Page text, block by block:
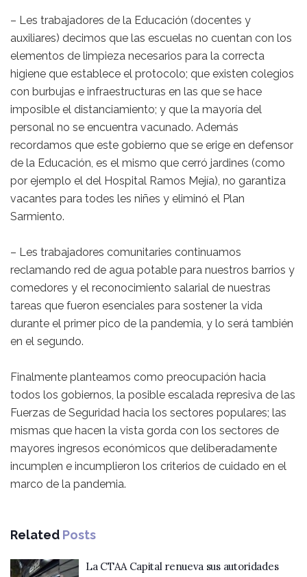
– Les trabajadores de la Educación (docentes y
auxiliares) decimos que las escuelas no cuentan con los
elementos de limpieza necesarios para la correcta
higiene que establece el protocolo; que existen colegios
con burbujas e infraestructuras en las que se hace
imposible el distanciamiento; y que la mayoría del
personal no se encuentra vacunado. Además
recordamos que este gobierno que se erige en defensor
de la Educación, es el mismo que cerró jardines (como
por ejemplo el del Hospital Ramos Mejía), no garantiza
vacantes para todes les niñes y eliminó el Plan
Sarmiento.
– Les trabajadores comunitaries continuamos
reclamando red de agua potable para nuestros barrios y
comedores y el reconocimiento salarial de nuestras
tareas que fueron esenciales para sostener la vida
durante el primer pico de la pandemia, y lo será también
en el segundo.
Finalmente planteamos como preocupación hacia
todos los gobiernos, la posible escalada represiva de las
Fuerzas de Seguridad hacia los sectores populares; las
mismas que hacen la vista gorda con los sectores de
mayores ingresos económicos que deliberadamente
incumplen e incumplieron los criterios de cuidado en el
marco de la pandemia.
Related Posts
La CTAA Capital renueva sus autoridades